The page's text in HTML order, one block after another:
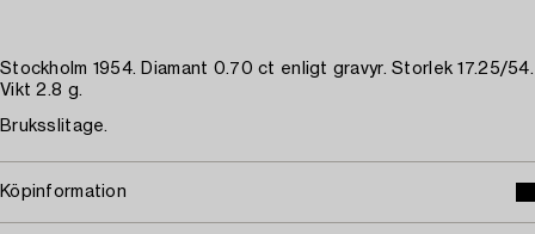
Stockholm 1954. Diamant 0.70 ct enligt gravyr. Storlek 17.25/54.
Vikt 2.8 g.
Bruksslitage.
Köpinformation